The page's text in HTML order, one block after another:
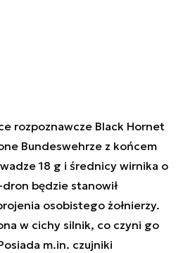
rozpoznawcze Black Hornet
Bundeswehrze z końcem
18 g i średnicy wirnika o
będzie stanowił
osobistego żołnierzy.
w cichy silnik, co czyni go
m.in. czujniki